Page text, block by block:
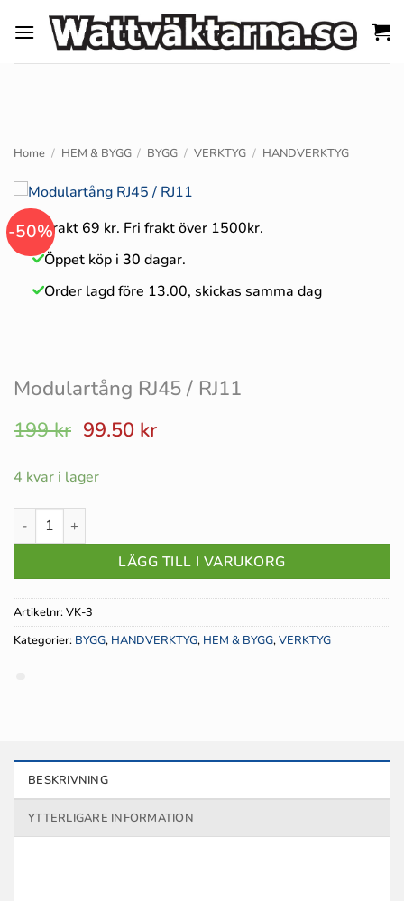
Home / HEM & BYGG / BYGG / VERKTYG / HANDVERKTYG
-50%Frakt 69 kr. Fri frakt över 1500kr.
Öppet köp i 30 dagar.
Order lagd före 13.00, skickas samma dag
Modulartång RJ45 / RJ11
199kr Det
priset
var:
199 kr.
99.50 krDet
4 kvar i lager
Modulartång RJ45 / RJ11 mängd
LÄGG TILL I VARUKORG
Artikelnr:VK-3
Kategorier: BYGG, HANDVERKTYG, HEM & BYGG,VERKTYG
BESKRIVNING
YTTERLIGARE INFORMATION